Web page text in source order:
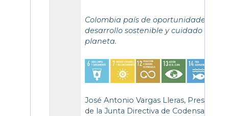
Colombia país de oportunidades
desarrollo sostenible y cuidado del
planeta.
José Antonio Vargas Lleras, Presidente
de la Junta Directiva de Codensa.